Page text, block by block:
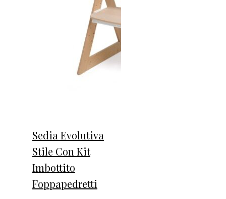
Sedia Evolutiva
Stile Con Kit
Imbottito
Foppapedretti